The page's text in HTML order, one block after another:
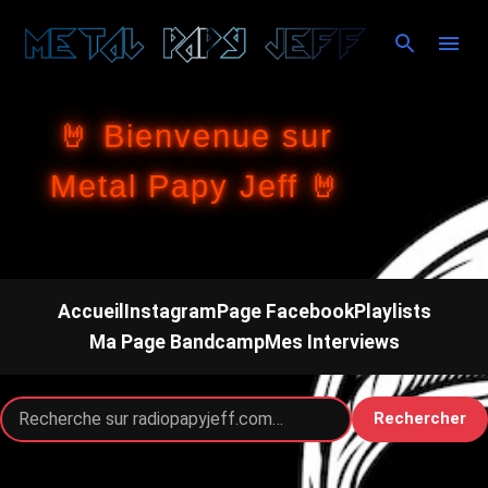
Accéder au contenu principal
🤘 Bienvenue sur
Metal Papy Jeff 🤘
Accueil InstagramPage FacebookPlaylists
Ma Page BandcampMes Interviews
Rechercher